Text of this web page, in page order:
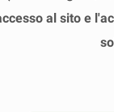
FUORI PRODUZIONE
al sito e